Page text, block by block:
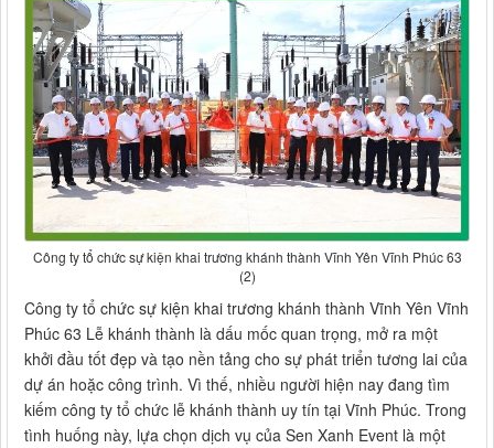
Công ty tổ chức sự kiện khai trương khánh thành Vĩnh Yên Vĩnh Phúc 63
(2)
Công ty tổ chức sự kiện khai trương khánh thành Vĩnh Yên Vĩnh
Phúc 63 Lễ khánh thành là dấu mốc quan trọng, mở ra một
khởi đầu tốt đẹp và tạo nền tảng cho sự phát triển tương lai của
dự án hoặc công trình. Vì thế, nhiều người hiện nay đang tìm
kiếm công ty tổ chức lễ khánh thành uy tín tại Vĩnh Phúc. Trong
tình huống này, lựa chọn dịch vụ của Sen Xanh Event là một